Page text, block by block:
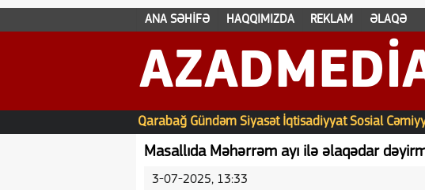
ANA SƏHİFƏ HAQQIMIZDA REKLAM ƏLAQƏ
Qarabağ Gündəm Siyasət İqtisadiyyat Sosial
Masallıda Məhərrəm ayı ilə əlaqədar
3-07-2025, 13:33